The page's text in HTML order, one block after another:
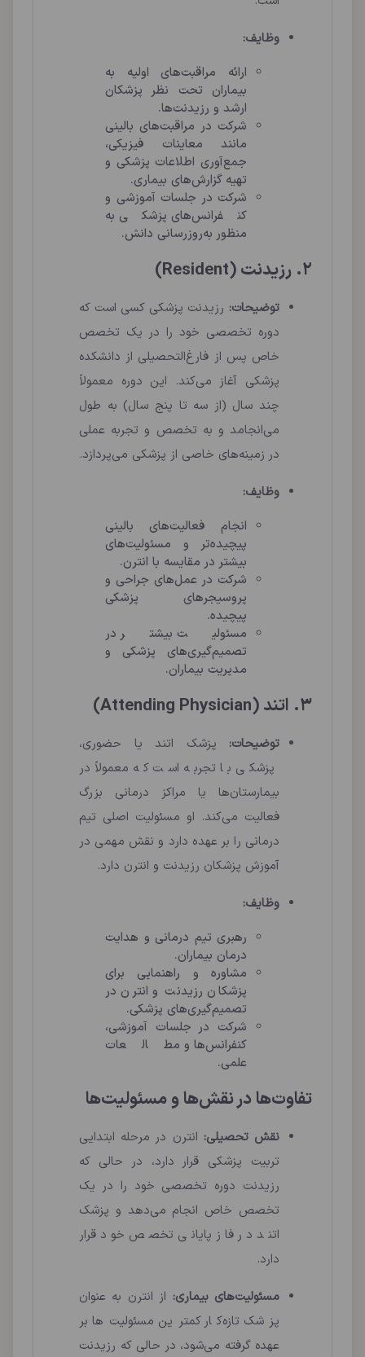
وظایف:
ارائه مراقبت‌های اولیه به
بیماران تحت نظر پزشکان
ارشد و رزیدنت‌ها.
شرکت در مراقبت‌های بالینی
مانند معاینات فیزیکی،
جمع‌آوری اطلاعات پزشکی و
تهیه گزارش‌های بیماری.
شرکت در جلسات آموزشی و
کنفرانس‌های پزشکی به
منظور به‌روزرسانی دانش.
2. رزیدنت (Resident)
توضیحات: رزیدنت پزشکی کسی است که
دوره تخصصی خود را در یک تخصص
خاص پس از فارغ‌التحصیلی از دانشکده
پزشکی آغاز می‌کند. این دوره معمولاً
چند سال (از سه تا پنج سال) به طول
می‌انجامد و به تخصص و تجربه عملی
در زمینه‌های خاصی از پزشکی می‌پردازد.
وظایف:
انجام فعالیت‌های بالینی
پیچیده‌تر و مسئولیت‌های
بیشتر در مقایسه با انترن.
شرکت در عمل‌های جراحی و
پروسیجرهای پزشکی
پیچیده.
مسئولیت بیشتر در
تصمیم‌گیری‌های پزشکی و
مدیریت بیماران.
3. اتند (Attending Physician)
توضیحات: پزشک اتند یا حضوری،
پزشکی با تجربه است که معمولاً در
بیمارستان‌ها یا مراکز درمانی بزرگ
فعالیت می‌کند. او مسئولیت اصلی تیم
درمانی را بر عهده دارد و نقش مهمی در
آموزش پزشکان رزیدنت و انترن دارد.
وظایف:
رهبری تیم درمانی و هدایت
درمان بیماران.
مشاوره و راهنمایی برای
پزشکان رزیدنت و انترن در
تصمیم‌گیری‌های پزشکی.
شرکت در جلسات آموزشی،
کنفرانس‌ها و مطالعات
علمی.
تفاوت‌ها در نقش‌ها و مسئولیت‌ها
نقش تحصیلی: انترن در مرحله ابتدایی
تربیت پزشکی قرار دارد، در حالی که
رزیدنت دوره تخصصی خود را در یک
تخصص خاص انجام می‌دهد و پزشک
اتند در فاز پایانی تخصص خود قرار
دارد.
مسئولیت‌های بیماری: از انترن به عنوان
پزشک تازه‌کار کمترین مسئولیت‌ها بر
عهده گرفته می‌شود، در حالی که رزیدنت